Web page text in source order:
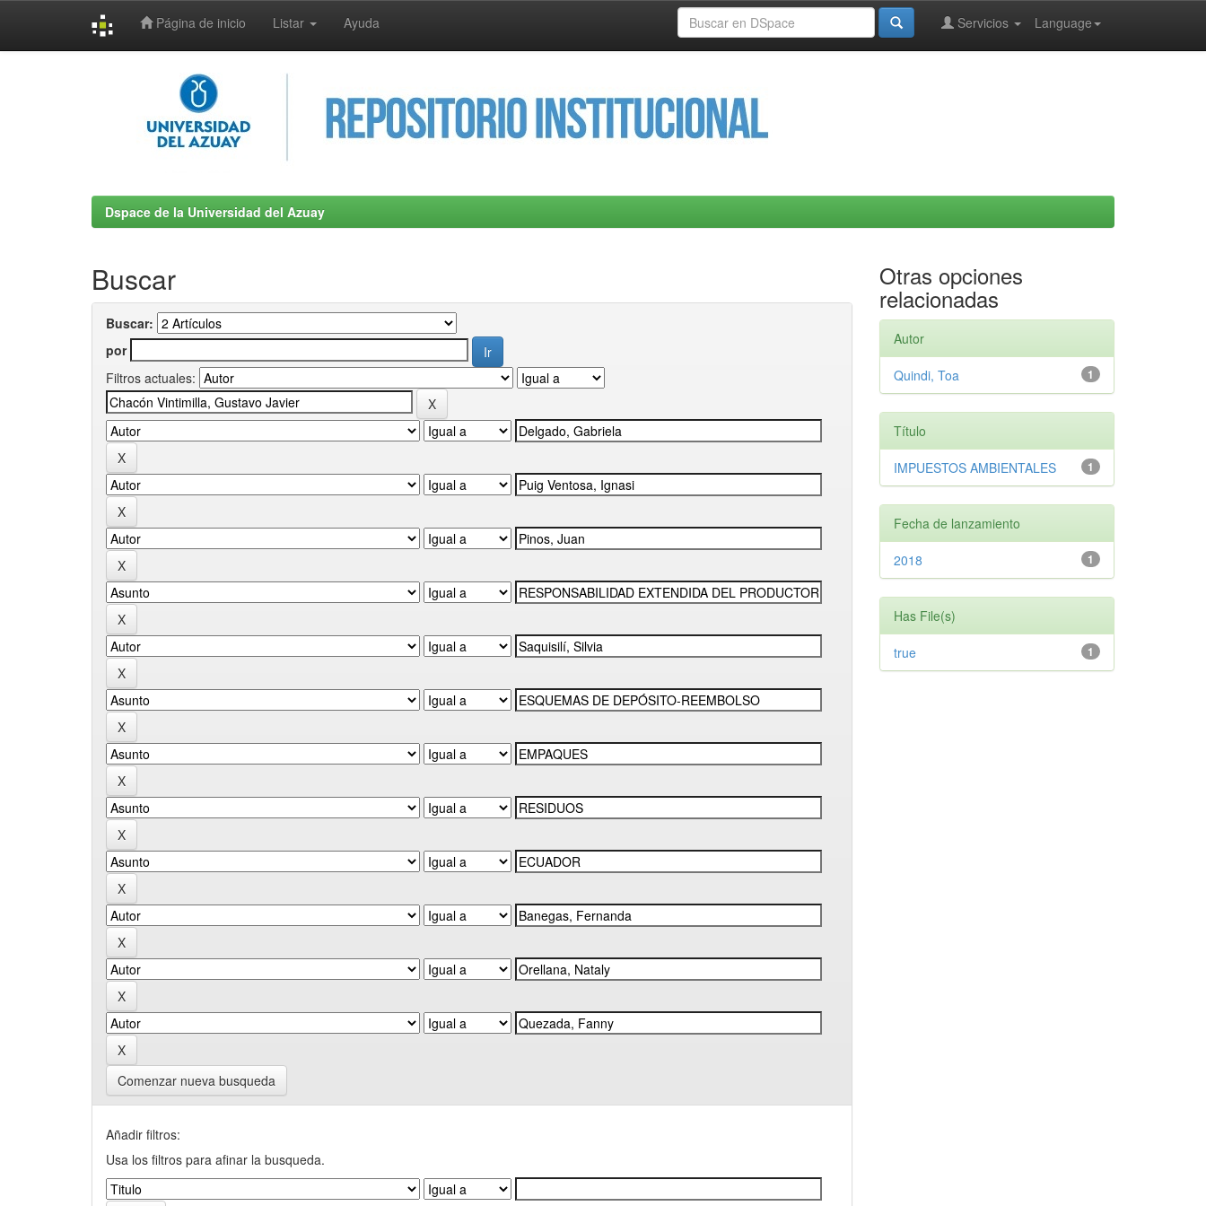
Página de inicio Listar Ayuda Language
Servicios
Dspace de la Universidad del Azuay
Buscar
Buscar:
por
Filtros actuales:
Comenzar nueva busqueda
Añadir filtros:
Usa los filtros para afinar la busqueda.
Otras opciones
relacionadas
Autor
1
Quindi, Toa
Título
1
IMPUESTOS AMBIENTALES
Fecha de lanzamiento
1
2018
Has File(s)
1
true